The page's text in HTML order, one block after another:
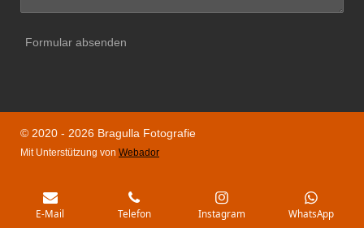
Formular absenden
© 2020 - 2026 Bragulla Fotografie
Mit Unterstützung von Webador
E-Mail Telefon Instagram WhatsApp